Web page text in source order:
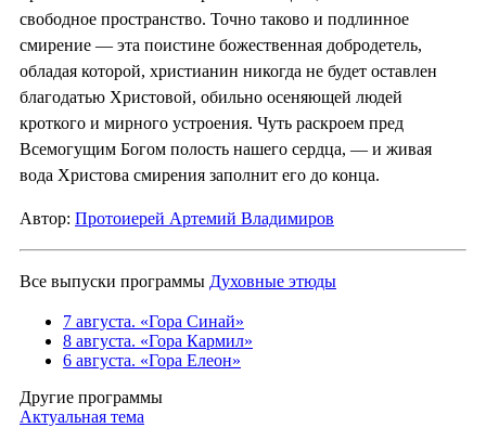
свободное пространство. Точно таково и подлинное
смирение — эта поистине божественная добродетель,
обладая которой, христианин никогда не будет оставлен
благодатью Христовой, обильно осеняющей людей
кроткого и мирного устроения. Чуть раскроем пред
Всемогущим Богом полость нашего сердца, — и живая
вода Христова смирения заполнит его до конца.
Автор: Протоиерей Артемий Владимиров
Все выпуски программы Духовные этюды
7 августа. «Гора Синай»
8 августа. «Гора Кармил»
6 августа. «Гора Елеон»
Другие программы
Актуальная тема